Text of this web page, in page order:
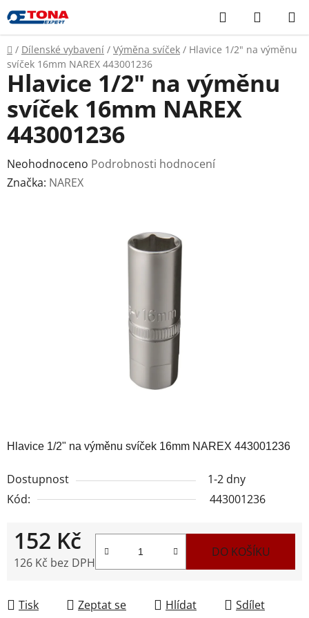
Přejít
na
obsah
Hledat
KOŠÍK
Domů
/ Dílenské vybavení / Výměna svíček / Hlavice 1/2" na výměnu
svíček 16mm NAREX 443001236
Hlavice 1/2" na výměnu svíček 16mm NAREX 443001236
Dostupnost
1-2 dny
Kód:
443001236
152 Kč
126 Kč bez DPH
DO KOŠÍKU
Tisk Zeptat se Hlídat Sdílet
Hlavice 1/2" na výměnu
svíček 16mm NAREX
443001236
Průměrné
hodnocení
Neohodnoceno Podrobnosti hodnocení
Značka: NAREX